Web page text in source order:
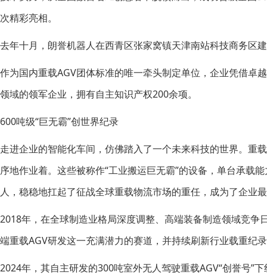
次精彩亮相。
去年十月，朗誉机器人在西青区张家窝镇天津南站科技商务区
作为国内重载AGV团体标准的唯一牵头制定单位，企业凭借卓
领域的领军企业，拥有自主知识产权200余项。
600吨级“巨无霸”创世界纪录
走进企业的智能化车间，仿佛踏入了一个未来科技的世界。重
序地作业着。这些被称作“工业搬运巨无霸”的设备，单台承载
人，稳稳地扛起了征战全球重载物流市场的重任，成为了企业
2018年，在全球制造业格局深度调整、高端装备制造领域竞
端重载AGV研发这一充满潜力的赛道，并持续刷新行业载重纪
2024年，其自主研发的300吨室外无人驾驶重载AGV“创誉号